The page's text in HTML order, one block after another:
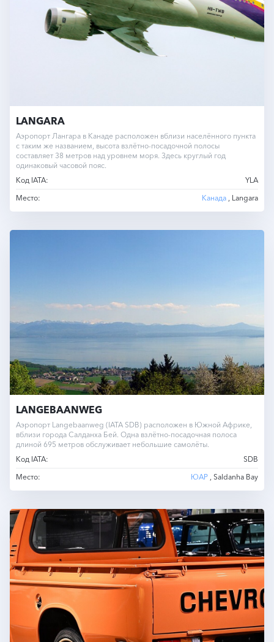
LANGARA
Аэропорт Лангара в Канаде расположен вблизи населённого пункта
с таким же названием, высота взлётно-посадочной полосы
составляет 38 метров над уровнем моря. Здесь круглый год
одинаковый часовой пояс.
Код IATA:
YLA
Место:
Канада , Langara
LANGEBAANWEG
Аэропорт Langebaanweg (IATA SDB) расположен в Южной Африке,
вблизи города Салданха Бей. Одна взлётно-посадочная полоса
длиной 695 метров обслуживает небольшие самолёты.
Код IATA:
SDB
Место:
ЮАР , Saldanha Bay